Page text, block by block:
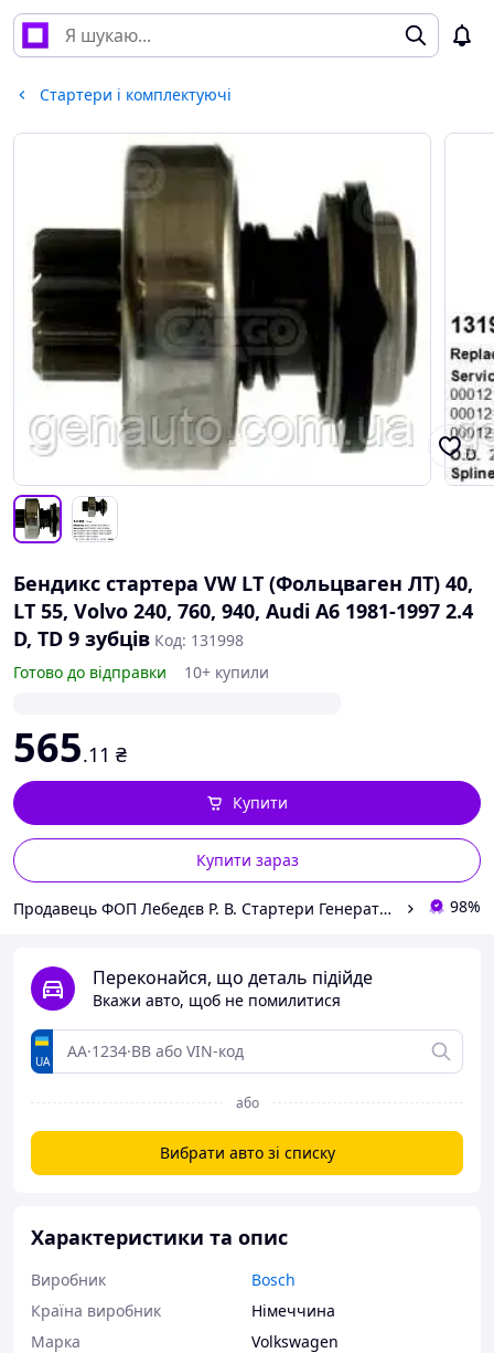
Стартери і комплектуючі
Бендикс стартера VW LT (Фольцваген ЛТ) 40,
LT 55, Volvo 240, 760, 940, Audi A6 1981-1997 2.4
D, TD 9 зубців Код: 131998
Готово до відправки
10+ купили
565.11 ₴
Купити зараз
Купити
Продавець ФОП Лебедєв Р. В. Стартери Генератори Комплектуючі. 98%
Переконайся, що деталь підійде
Вкажи авто, щоб не помилитися
UA
або
Вибрати авто зі списку
Характеристики та опис
Виробник
Bosch
Країна виробник
Німеччина
Марка
Volkswagen